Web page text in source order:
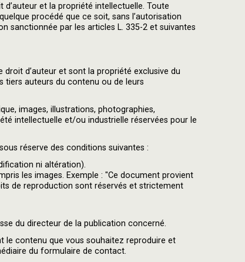
d’auteur et la propriété intellectuelle. Toute
procédé que ce soit, sans l’autorisation
sanctionnée par les articles L. 335-2 et suivantes
d’auteur et sont la propriété exclusive du
tiers auteurs du contenu ou de leurs
images, illustrations, photographies,
intellectuelle et/ou industrielle réservées pour le
réserve des conditions suivantes :
ni altération).
les images. Exemple : "Ce document provient
de reproduction sont réservés et strictement
du directeur de la publication concerné.
le contenu que vous souhaitez reproduire et
du formulaire de contact.